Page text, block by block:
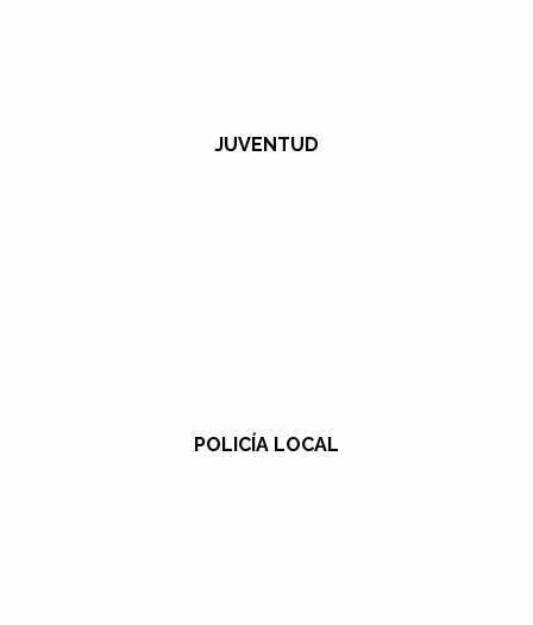
JUVENTUD
POLICÍA LOCAL